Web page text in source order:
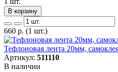
В корзину
660 р. (1 шт.)
Тефлоновая лента 20мм,
Артикул: 511110
В наличии